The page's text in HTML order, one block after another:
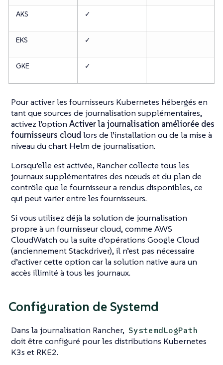
AKS ✓
EKS ✓
GKE ✓
Pour activer les fournisseurs Kubernetes hébergés en
tant que sources de journalisation supplémentaires,
activez l’option Activer la journalisation améliorée des
fournisseurs cloud lors de l’installation ou de la mise à
niveau du chart Helm de journalisation.
Lorsqu’elle est activée, Rancher collecte tous les
journaux supplémentaires des nœuds et du plan de
contrôle que le fournisseur a rendus disponibles, ce
qui peut varier entre les fournisseurs.
Si vous utilisez déjà la solution de journalisation
propre à un fournisseur cloud, comme AWS
CloudWatch ou la suite d’opérations Google Cloud
(anciennement Stackdriver), il n’est pas nécessaire
d’activer cette option car la solution native aura un
accès illimité à tous les journaux.
Configuration de Systemd
Dans la journalisation Rancher, SystemdLogPath
doit être configuré pour les distributions Kubernetes
K3s et RKE2.